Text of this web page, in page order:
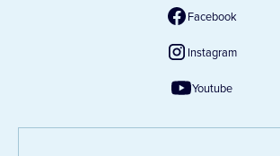
Facebook
Instagram
Youtube